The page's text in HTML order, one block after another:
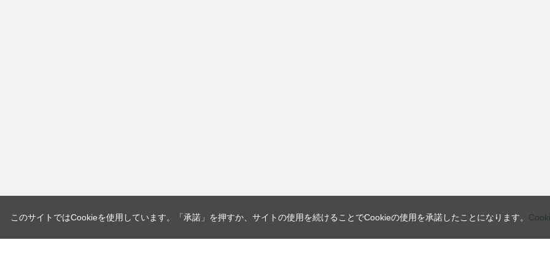
このサイトではCookieを使用しています。「承諾」を押すか、サイトの使用を続けることでCookieの使用を承諾したことになります。